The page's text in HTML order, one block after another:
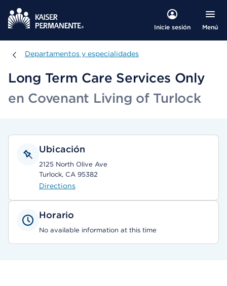
Inicie sesión Menú
Departamentos y especialidades
Departamentos y especialidades
Long Term Care Services Only
en Covenant Living of Turlock
Ubicación
2125 North Olive Ave
Turlock, CA 95382
Directions
Horario
No available information at this time